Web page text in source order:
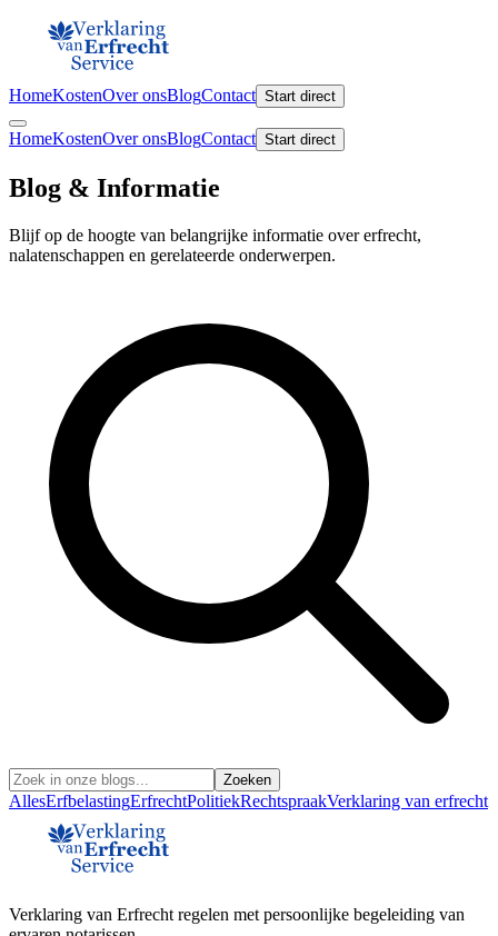
HomeKostenOver onsBlogContact Start direct
HomeKostenOver onsBlogContact Start direct
Blog & Informatie
Blijf op de hoogte van belangrijke informatie over erfrecht,
nalatenschappen en gerelateerde onderwerpen.
Zoeken
AllesErfbelastingErfrechtPolitiekRechtspraakVerklaring van erfrecht
Verklaring van Erfrecht regelen met persoonlijke begeleiding van